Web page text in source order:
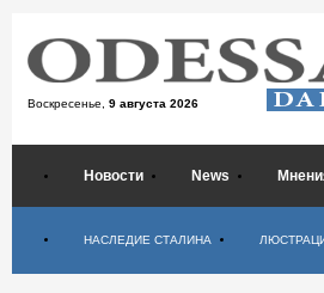
Воскресенье, 9 августа 2026
Новости News
НАСЛЕДИЕ СТАЛИНА